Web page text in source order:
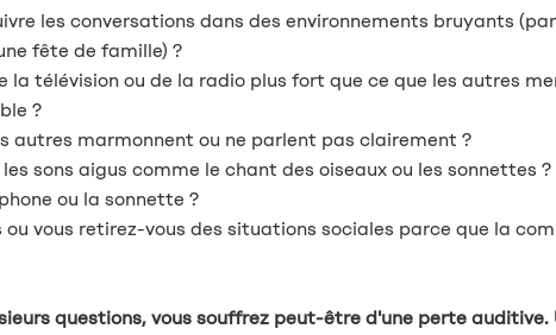
les conversations dans des environnements bruyants
fête de famille) ?
la télévision ou de la radio plus fort que ce que les autres
?
autres marmonnent ou ne parlent pas clairement ?
sons aigus comme le chant des oiseaux ou les sonnettes ?
ou la sonnette ?
vous retirez-vous des situations sociales parce que la
questions, vous souffrez peut-être d'une perte auditive.